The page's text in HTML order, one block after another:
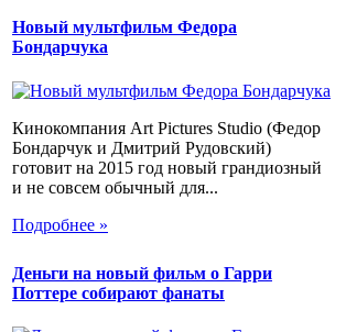
Новый мультфильм Федора
Бондарчука
Кинокомпания Art Pictures Studio (Федор
Бондарчук и Дмитрий Рудовский)
готовит на 2015 год новый грандиозный
и не совсем обычный для...
Подробнее »
Деньги на новый фильм о Гарри
Поттере собирают фанаты